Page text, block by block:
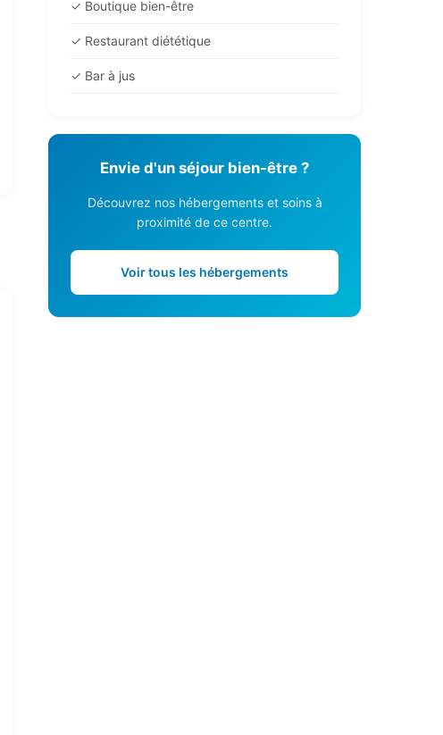
✓ Boutique bien-être
✓ Restaurant diététique
✓ Bar à jus
Envie d'un séjour bien-être ?
Découvrez nos hébergements et soins à
proximité de ce centre.
Voir tous les hébergements